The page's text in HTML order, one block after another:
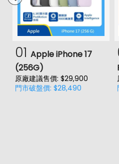
01 Apple iPhone 17
(256G)
原廠建議售價: $29,900
門市破盤價: $28,490